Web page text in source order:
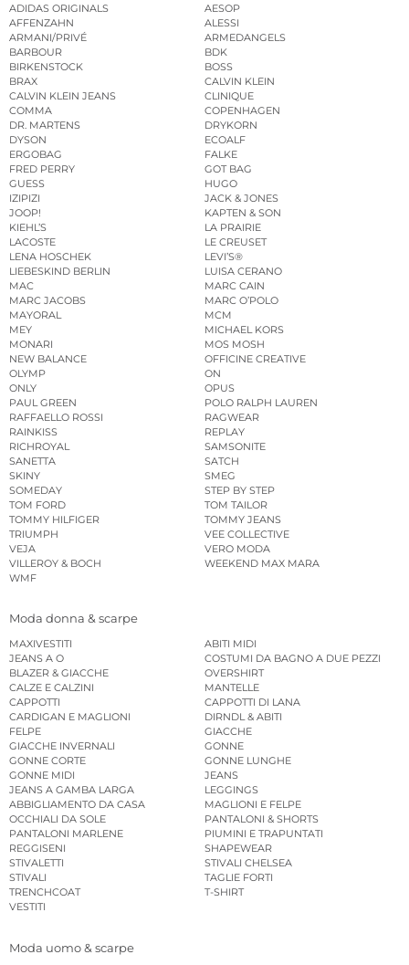
ADIDAS ORIGINALS
AESOP
AFFENZAHN
ALESSI
ARMANI/PRIVÉ
ARMEDANGELS
BARBOUR
BDK
BIRKENSTOCK
BOSS
BRAX
CALVIN KLEIN
CALVIN KLEIN JEANS
CLINIQUE
COMMA
COPENHAGEN
DR. MARTENS
DRYKORN
DYSON
ECOALF
ERGOBAG
FALKE
FRED PERRY
GOT BAG
GUESS
HUGO
IZIPIZI
JACK & JONES
JOOP!
KAPTEN & SON
KIEHL’S
LA PRAIRIE
LACOSTE
LE CREUSET
LENA HOSCHEK
LEVI’S®
LIEBESKIND BERLIN
LUISA CERANO
MAC
MARC CAIN
MARC JACOBS
MARC O’POLO
MAYORAL
MCM
MEY
MICHAEL KORS
MONARI
MOS MOSH
NEW BALANCE
OFFICINE CREATIVE
OLYMP
ON
ONLY
OPUS
PAUL GREEN
POLO RALPH LAUREN
RAFFAELLO ROSSI
RAGWEAR
RAINKISS
REPLAY
RICHROYAL
SAMSONITE
SANETTA
SATCH
SKINY
SMEG
SOMEDAY
STEP BY STEP
TOM FORD
TOM TAILOR
TOMMY HILFIGER
TOMMY JEANS
TRIUMPH
VEE COLLECTIVE
VEJA
VERO MODA
VILLEROY & BOCH
WEEKEND MAX MARA
WMF
Moda donna & scarpe
MAXIVESTITI
ABITI MIDI
JEANS A O
COSTUMI DA BAGNO A DUE PEZZI
BLAZER & GIACCHE
OVERSHIRT
CALZE E CALZINI
MANTELLE
CAPPOTTI
CAPPOTTI DI LANA
CARDIGAN E MAGLIONI
DIRNDL & ABITI
FELPE
GIACCHE
GIACCHE INVERNALI
GONNE
GONNE CORTE
GONNE LUNGHE
GONNE MIDI
JEANS
JEANS A GAMBA LARGA
LEGGINGS
ABBIGLIAMENTO DA CASA
MAGLIONI E FELPE
OCCHIALI DA SOLE
PANTALONI & SHORTS
PANTALONI MARLENE
PIUMINI E TRAPUNTATI
REGGISENI
SHAPEWEAR
STIVALETTI
STIVALI CHELSEA
STIVALI
TAGLIE FORTI
TRENCHCOAT
T-SHIRT
VESTITI
Moda uomo & scarpe